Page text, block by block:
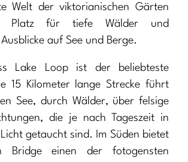
Welt der viktorianischen Gärten
Platz für tiefe Wälder und
auf See und Berge.
Lake Loop ist der beliebteste
15 Kilometer lange Strecke führt
See, durch Wälder, über felsige
die je nach Tageszeit in
getaucht sind. Im Süden bietet
Bridge einen der fotogensten